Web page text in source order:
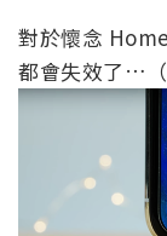
對於懷念
都會失效了…（